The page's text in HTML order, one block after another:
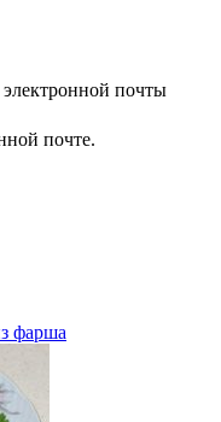
почты
почте.
фарша